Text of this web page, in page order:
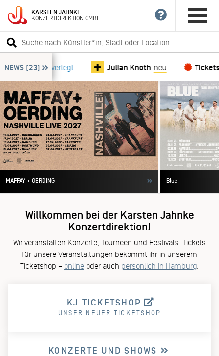
KARSTENJAHNKE
KONZERTDIREKTIONGMBH
Suchbegriff
eingeben
Willkommen bei der Karsten Jahnke
Konzertdirektion!
Wir veranstalten Konzerte, Tourneen und Festivals. Tickets
für unsere Veranstaltungen bekommt ihr in unserem
Ticketshop – online oder auch persönlich in Hamburg
NEWS (23)
News-Ticker
Chinchilla verlegt Julian Knoth neu
MAFFAY + OERDING Blue
KONZERTE UND SHOWS
KJ TICKETSHOP
UNSER NEUER TICKETSHOP